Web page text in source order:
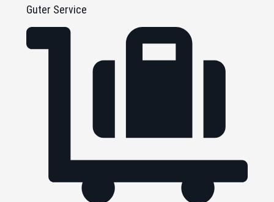
Guter Service